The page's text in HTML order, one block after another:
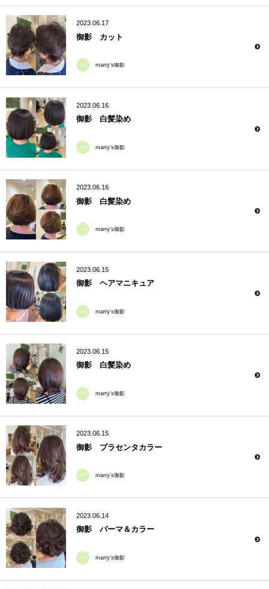
2023.06.17
御影 カット
marry's御影
2023.06.16
御影 白髪染め
marry's御影
2023.06.16
御影 白髪染め
marry's御影
2023.06.15
御影 ヘアマニキュア
marry's御影
2023.06.15
御影 白髪染め
marry's御影
2023.06.15
御影 プラセンタカラー
marry's御影
2023.06.14
御影 パーマ＆カラー
marry's御影